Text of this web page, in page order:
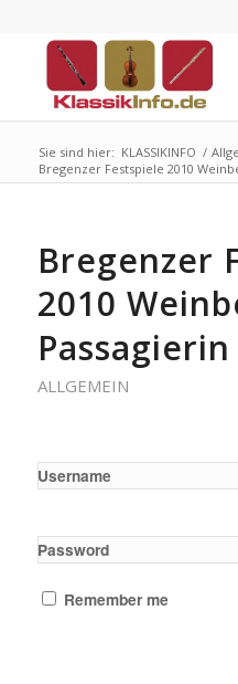
Sie sind hier: KLASSIKINFO /
Bregenzer Festspiele 2010
Bregenzer
2010
Passagierin
ALLGEMEIN
Username
Password
Remember me